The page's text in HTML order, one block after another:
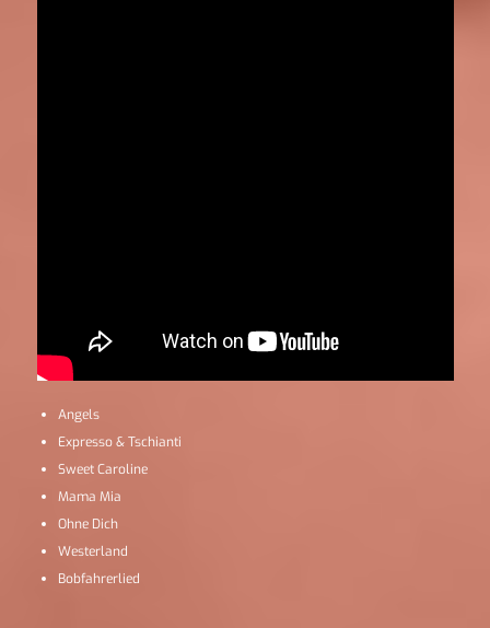
Angels
Expresso & Tschianti
Sweet Caroline
Mama Mia
Ohne Dich
Westerland
Bobfahrerlied